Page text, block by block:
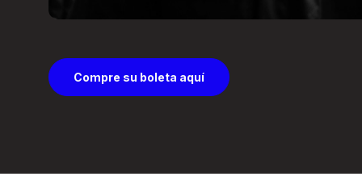
Compre su boleta aquí